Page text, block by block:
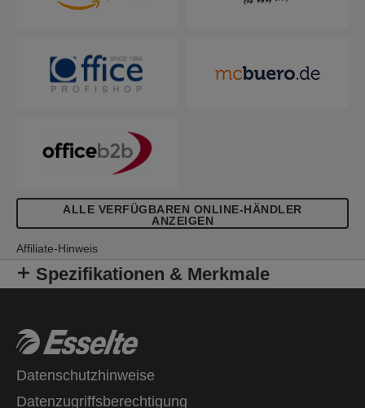
ALLE VERFÜGBAREN ONLINE-HÄNDLER
ANZEIGEN
Affiliate-Hinweis
Spezifikationen & Merkmale
Datenschutzhinweise
Datenzugriffsberechtigung